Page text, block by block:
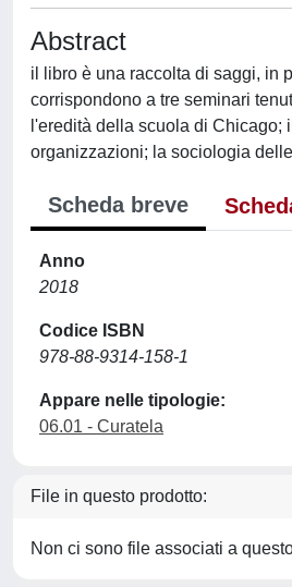
Abstract
il libro è una raccolta di saggi, in
corrispondono a tre seminari
l'eredità della scuola di
organizzazioni; la sociologia
Scheda breve
Anno
2018
Codice ISBN
978-88-9314-158-1
Appare nelle tipologie:
06.01 - Curatela
File in questo prodotto:
Non ci sono file associati a